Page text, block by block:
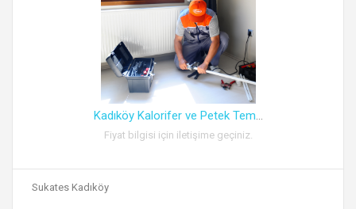
Kadıköy Kalorifer ve Petek Tem...
Fiyat bilgisi için iletişime geçiniz.
Sukates Kadıköy